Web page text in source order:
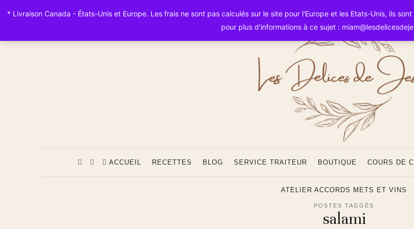
Les
ACCUEIL RECETTES BLOG SERVICE TRAITEUR BOUTIQUE COURS DE
ATELIER ACCORDS METS ET VINS
POSTES TAGGÉS
salami
* Livraison Canada - États-Unis et Europe. Les frais ne sont pas calculés sur le site pour l'Europe et les Etats-Unis, ils
pour plus d'informations à ce sujet :